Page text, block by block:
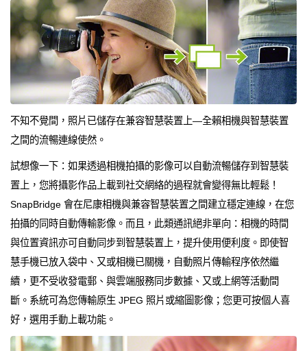
不知不覺間，照片已儲存在兼容智慧裝置上—全賴相機與智慧裝置
之間的流暢連線使然。
試想像一下：如果透過相機拍攝的影像可以自動流暢儲存到智慧裝
置上，您將攝影作品上載到社交網絡的過程就會變得無比輕鬆！
SnapBridge 會在尼康相機與兼容智慧裝置之間建立穩定連線，在您
拍攝的同時自動傳輸影像。而且，此類通訊絕非單向：相機的時間
與位置資訊亦可自動同步到智慧裝置上，提升使用便利度。即使智
慧手機已放入袋中、又或相機已關機，自動照片傳輸程序依然繼
續，更不受收發電郵、與雲端服務同步數據、又或上網等活動間
斷。系統可為您傳輸原生 JPEG 照片或縮圖影像；您更可按個人喜
好，選用手動上載功能。